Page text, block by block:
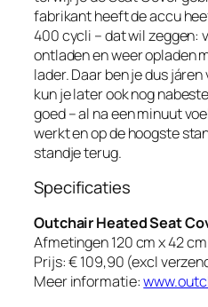
fabrikant heeft de accu
400 cycli – dat wil zeggen:
ontladen en weer opladen
lader. Daar ben je dus
kun je later ook nog
goed – al na een minuut
werkt en op de hoogste
standje terug.
Specificaties
Outchair Heated Seat
Afmetingen 120 cm x 42 cm
Prijs: € 109,90 (excl
Meer informatie: